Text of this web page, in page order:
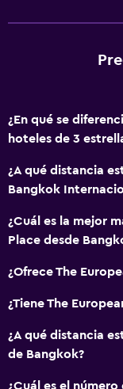
Servicio de
Servicios de
Plancha y tabla de
Cámaras CCTV en
Cámaras CCTV en
Aire libre
Terraza
¿En qué se
hoteles de 3
¿A qué distancia
Bangkok
¿Cuál es la mejor
Place desde
¿Ofrece The
¿Tiene The
¿A qué distancia
de Bangkok?
¿Cuál es el